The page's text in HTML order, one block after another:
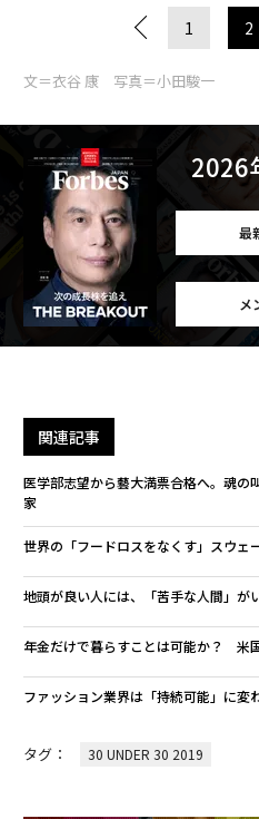
1 2
文＝衣谷 康 写真＝小田駿一
2026
最
メ
関連記事
医学部志望から藝大満票合格へ。魂の
家
世界の「フードロスをなくす」スウ
地頭が良い人には、「苦手な人間」が
年金だけで暮らすことは可能か？ 米
ファッション業界は「持続可能」に
タグ： 30 UNDER 30 2019